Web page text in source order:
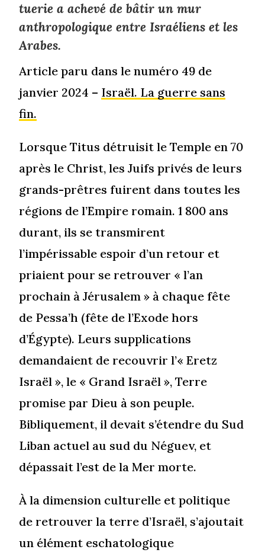
tuerie a achevé de bâtir un mur
anthropologique entre Israéliens et les
Arabes.
Article paru dans le numéro 49 de
janvier 2024 – Israël. La guerre sans
fin.
Lorsque Titus détruisit le Temple en 70
après le Christ, les Juifs privés de leurs
grands-prêtres fuirent dans toutes les
régions de l’Empire romain. 1 800 ans
durant, ils se transmirent
l’impérissable espoir d’un retour et
priaient pour se retrouver « l’an
prochain à Jérusalem » à chaque fête
de Pessa’h (fête de l’Exode hors
d’Égypte). Leurs supplications
demandaient de recouvrir l’« Eretz
Israël », le « Grand Israël », Terre
promise par Dieu à son peuple.
Bibliquement, il devait s’étendre du Sud
Liban actuel au sud du Néguev, et
dépassait l’est de la Mer morte.
À la dimension culturelle et politique
de retrouver la terre d’Israël, s’ajoutait
un élément eschatologique